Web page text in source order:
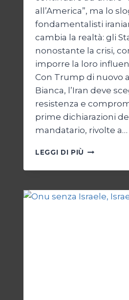
all’America”, ma lo
fondamentalisti
cambia la realtà: gli
nonostante la crisi,
imporre la loro
Con Trump di nuovo
Bianca, l’Iran deve
resistenza e
prime dichiarazioni
mandatario, rivolte a…
LEGGI DI PIÙ TRUMP
IL
PER
L’IRAN